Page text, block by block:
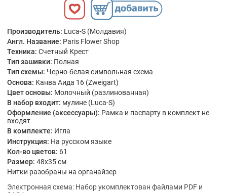
Производитель: Luca-S (Молдавия)
Англ. Название: Paris Flower Shop
Техника: Счетный Крест
Тип зашивки: Полная
Тип схемы: Черно-белая символьная схема
Основа: Канва Аида 16 (Zweigart)
Цвет основы: Молочный (разлинованная)
В набор входит: мулине (Luca-S)
Оформление (аксессуары): Рамка и паспарту в комплект не
входят
В комплекте: Игла
Инструкция: На русском языке
Кол-во цветов: 61
Размер: 48x35 см
Нитки разобраны на органайзер
Электронная схема: Набор укомплектован файлами PDF и